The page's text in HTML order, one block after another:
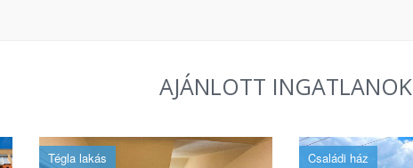
AJÁNLOTT INGATLANOK
Tégla lakás Családi ház